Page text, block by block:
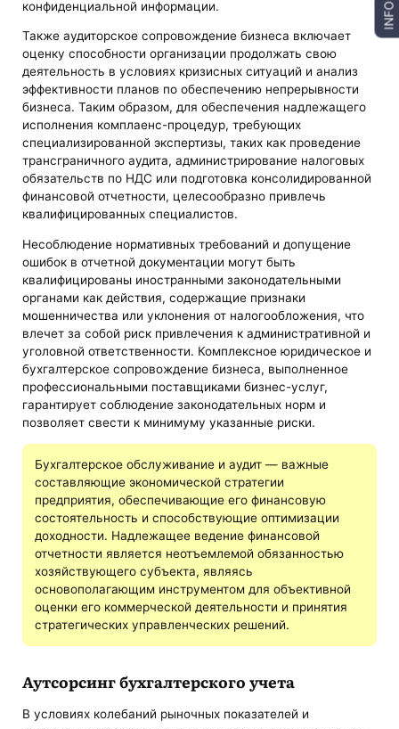
конфиденциальной информации.
Также аудиторское сопровождение бизнеса включает
оценку способности организации продолжать свою
деятельность в условиях кризисных ситуаций и анализ
эффективности планов по обеспечению непрерывности
бизнеса. Таким образом, для обеспечения надлежащего
исполнения комплаенс-процедур, требующих
специализированной экспертизы, таких как проведение
трансграничного аудита, администрирование налоговых
обязательств по НДС или подготовка консолидированной
финансовой отчетности, целесообразно привлечь
квалифицированных специалистов.
Несоблюдение нормативных требований и допущение
ошибок в отчетной документации могут быть
квалифицированы иностранными законодательными
органами как действия, содержащие признаки
мошенничества или уклонения от налогообложения, что
влечет за собой риск привлечения к административной и
уголовной ответственности. Комплексное юридическое и
бухгалтерское сопровождение бизнеса, выполненное
профессиональными поставщиками бизнес-услуг,
гарантирует соблюдение законодательных норм и
позволяет свести к минимуму указанные риски.
Бухгалтерское обслуживание и аудит — важные
составляющие экономической стратегии
предприятия, обеспечивающие его финансовую
состоятельность и способствующие оптимизации
доходности. Надлежащее ведение финансовой
отчетности является неотъемлемой обязанностью
хозяйствующего субъекта, являясь
основополагающим инструментом для объективной
оценки его коммерческой деятельности и принятия
стратегических управленческих решений.
Аутсорсинг бухгалтерского учета
В условиях колебаний рыночных показателей и
INFO